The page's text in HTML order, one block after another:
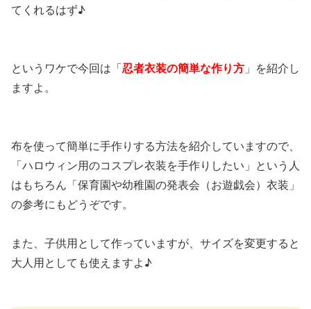
てくれるはず♪
というワケで今回は「忍者衣装の簡単な作り方 」を紹介し
ますよ。
布を使って簡単に手作りする方法を紹介していますので、
「ハロウィン用のコスプレ衣装を手作りしたい」という人
はもちろん「保育園や幼稚園の発表会（お遊戯会）衣装」
の参考にもどうぞです。
また、子供用として作っていますが、サイズを変更すると
大人用としても使えますよ♪